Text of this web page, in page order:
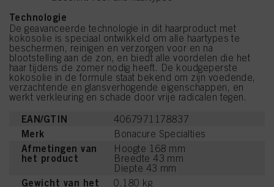
Technologie
De geavanceerde technologie in dit haarproduct met
kokosolie is speciaal ontwikkeld om alle haartypes te
beschermen, reinigen en verzorgen voor en na
blootstelling aan de zon, en biedt alle voordelen die het
haar tijdens de zomer nodig heeft. De koudgeperste
kokosolie in de formule staat bekend om zijn voedende,
verzachtende en glansverhogende eigenschappen, en
werkt verkleuring en schade door vrije radicalen tegen.
EAN/GTIN 4067971178837
Merk Bonacure Specialties
Afmetingen van
het product
Hoogte 168 mm
Breedte 43 mm
Diepte 43 mm
Gewicht van het
0.180 kg